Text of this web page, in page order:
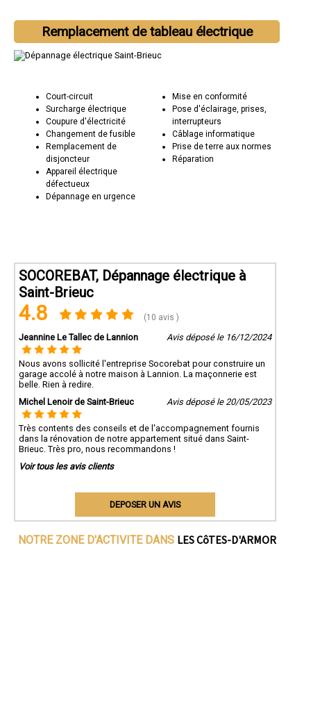
Remplacement de tableau électrique
Court-circuit
Surcharge électrique
Coupure d'électricité
Changement de fusible
Remplacement de
disjoncteur
Appareil électrique
défectueux
Dépannage en urgence
Mise en conformité
Pose d'éclairage, prises,
interrupteurs
Câblage informatique
Prise de terre aux normes
Réparation
SOCOREBAT, Dépannage électrique à
Saint-Brieuc
4.8 (10 avis )
Jeannine Le Tallec de Lannion Avis déposé le 16/12/2024
Nous avons sollicité l'entreprise Socorebat pour construire un
garage accolé à notre maison à Lannion. La maçonnerie est
belle. Rien à redire.
Michel Lenoir de Saint-Brieuc
Avis déposé le 20/05/2023
Très contents des conseils et de l'accompagnement fournis
dans la rénovation de notre appartement situé dans Saint-
Brieuc. Très pro, nous recommandons !
Voir tous les avis clients
DEPOSER UN AVIS
NOTRE ZONE D'ACTIVITE DANS LES CôTES-D'ARMOR